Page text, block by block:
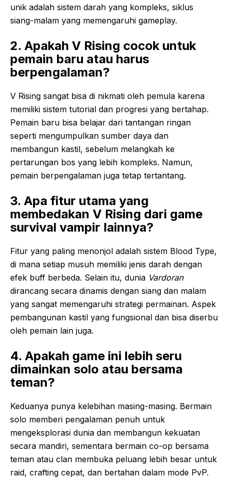
unik adalah sistem darah yang kompleks, siklus
siang-malam yang memengaruhi gameplay.
2. Apakah V Rising cocok untuk
pemain baru atau harus
berpengalaman?
V Rising sangat bisa di nikmati oleh pemula karena
memiliki sistem tutorial dan progresi yang bertahap.
Pemain baru bisa belajar dari tantangan ringan
seperti mengumpulkan sumber daya dan
membangun kastil, sebelum melangkah ke
pertarungan bos yang lebih kompleks. Namun,
pemain berpengalaman juga tetap tertantang.
3. Apa fitur utama yang
membedakan V Rising dari game
survival vampir lainnya?
Fitur yang paling menonjol adalah sistem Blood Type,
di mana setiap musuh memiliki jenis darah dengan
efek buff berbeda. Selain itu, dunia Vardoran
dirancang secara dinamis dengan siang dan malam
yang sangat memengaruhi strategi permainan. Aspek
pembangunan kastil yang fungsional dan bisa diserbu
oleh pemain lain juga.
4. Apakah game ini lebih seru
dimainkan solo atau bersama
teman?
Keduanya punya kelebihan masing-masing. Bermain
solo memberi pengalaman penuh untuk
mengeksplorasi dunia dan membangun kekuatan
secara mandiri, sementara bermain co-op bersama
teman atau clan membuka peluang lebih besar untuk
raid, crafting cepat, dan bertahan dalam mode PvP.